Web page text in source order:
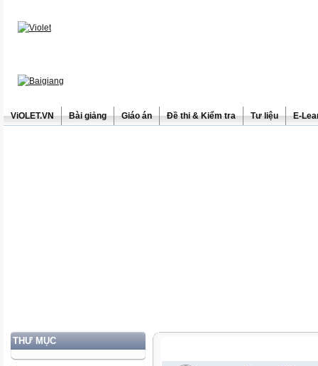
ViOLET.VN Bài giảng Giáo án Đề thi & Kiểm tra Tư liệu E-
THƯ MỤC